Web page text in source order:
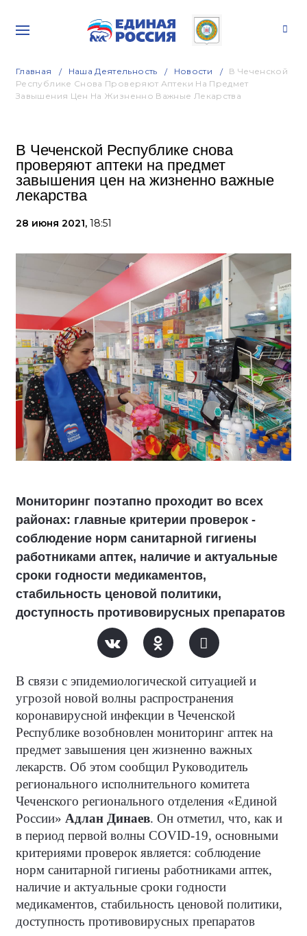
Главная Наша Деятельность Новости
В Чеченской
Республике Снова Проверяют Аптеки На Предмет
Завышения Цен На Жизненно Важные Лекарства
В Чеченской Республике снова
проверяют аптеки на предмет
завышения цен на жизненно важные
лекарства
28 июня 2021, 18:51
Мониторинг поэтапно проходит во всех
районах: главные критерии проверок -
соблюдение норм санитарной гигиены
работниками аптек, наличие и актуальные
сроки годности медикаментов,
стабильность ценовой политики,
доступность противовирусных препаратов
В связи с эпидемиологической ситуацией и
угрозой новой волны распространения
коронавирусной инфекции в Чеченской
Республике возобновлен мониторинг аптек на
предмет завышения цен жизненно важных
лекарств. Об этом сообщил Руководитель
регионального исполнительного комитета
Чеченского регионального отделения «Единой
России» Адлан Динаев. Он отметил, что, как и
в период первой волны COVID-19, основными
критериями проверок является: соблюдение
норм санитарной гигиены работниками аптек,
наличие и актуальные сроки годности
медикаментов, стабильность ценовой политики,
доступность противовирусных препаратов